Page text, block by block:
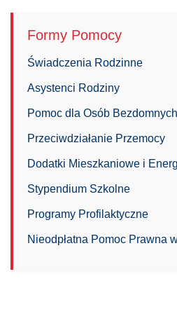
Formy Pomocy
Świadczenia Rodzinne
Asystenci Rodziny
Pomoc dla Osób Bezdomnych
Przeciwdziałanie Przemocy
Dodatki Mieszkaniowe i
Stypendium Szkolne
Programy Profilaktyczne
Nieodpłatna Pomoc Prawna